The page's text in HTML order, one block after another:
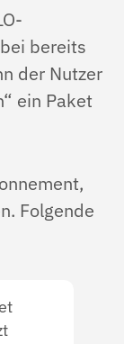
bereits
der Nutzer
ein Paket
Folgende